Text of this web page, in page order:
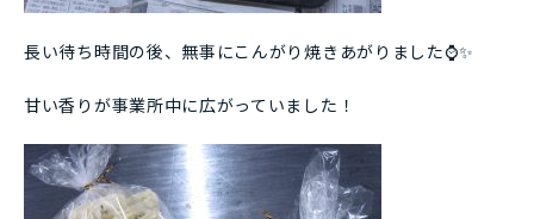
長い待ち時間の後、無事にこんがり焼きあがりました⌚✨
甘い香りが事業所中に広がっていました！